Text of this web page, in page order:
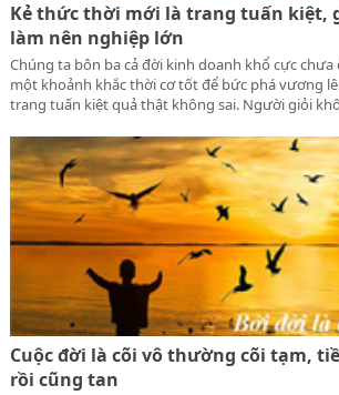
Kẻ thức thời mới là trang tuấn kiệt,
làm nên nghiệp lớn
Chúng ta bôn ba cả đời kinh doanh khổ cực chưa
một khoảnh khắc thời cơ tốt để bức phá vương
trang tuấn kiệt quả thật không sai. Người giỏi
hoàn cảnh thực tế của xã hội thì cũng vô dụng.
Cuộc đời là cõi vô thường cõi tạm,
rồi cũng tan